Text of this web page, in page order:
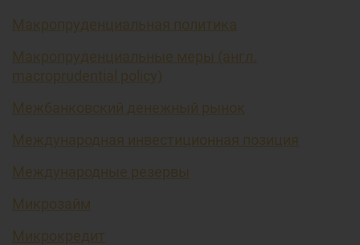
Макропруденциальная политика
Макропруденциальные меры (англ.
macroprudential policy)
Межбанковский денежный рынок
Международная инвестиционная позиция
Международные резервы
Микрозайм
Микрокредит